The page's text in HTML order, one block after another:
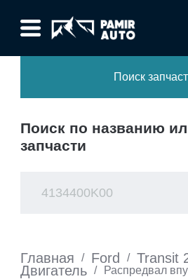
Поиск
Поиск по названию
запчасти
Главная / Ford / Transit
Двигатель / Распредвал